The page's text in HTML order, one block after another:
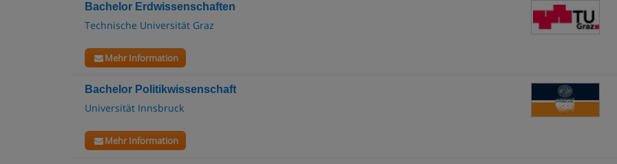
Bachelor Erdwissenschaften
Technische Universität Graz
Mehr Information
Bachelor Politikwissenschaft
Universität Innsbruck
Mehr Information